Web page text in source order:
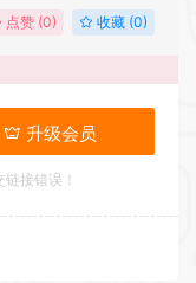
点赞 (0) 收藏 (0)
升级会员
接错误！